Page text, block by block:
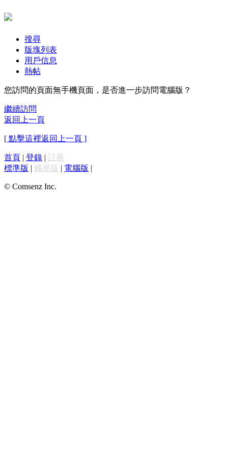
搜尋
版塊列表
用戶信息
熱帖
您訪問的頁面無手機頁面，是否進一步訪問電腦版？
繼續訪問
返回上一頁
[ 點擊這裡返回上一頁 ]
首頁 | 登錄 | 註冊
標準版 | 觸屏版 | 電腦版 |
© Comsenz Inc.